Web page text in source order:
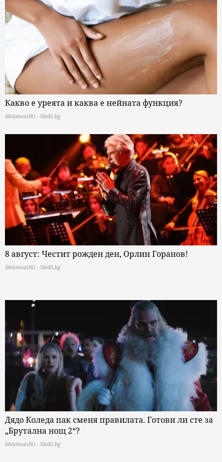
Какво е уреята и каква е нейната функция?
MelomanBG - Sled5.bg
8 август: Честит рожден ден, Орлин Горанов!
MelomanBG - Sled5.bg
Дядо Коледа пак сменя правилата. Готови ли сте за
„Брутална нощ 2“?
MelomanBG - Sled5.bg